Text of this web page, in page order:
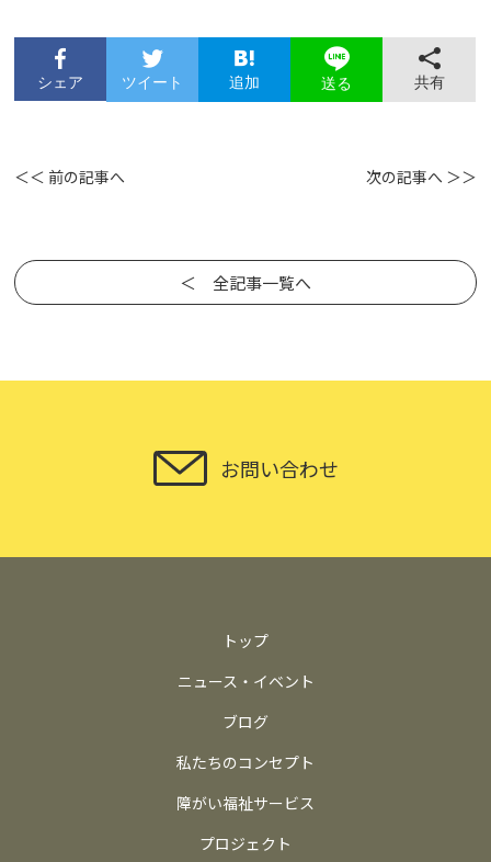
シェア ツイート 追加 送る 共有
＜＜ 前の記事へ 次の記事へ ＞＞
＜ 全記事一覧へ
お問い合わせ
トップ
ニュース・イベント
ブログ
私たちのコンセプト
障がい福祉サービス
プロジェクト